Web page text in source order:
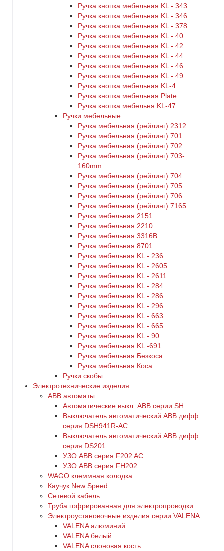
Ручка кнопка мебельная KL - 343
Ручка кнопка мебельная KL - 346
Ручка кнопка мебельная KL - 378
Ручка кнопка мебельная KL - 40
Ручка кнопка мебельная KL - 42
Ручка кнопка мебельная KL - 44
Ручка кнопка мебельная KL - 46
Ручка кнопка мебельная KL - 49
Ручка кнопка мебельная KL-4
Ручка кнопка мебельная Plate
Ручка кнопка мебельня KL-47
Ручки мебельные
Ручка мебельная (рейлинг) 2312
Ручка мебельная (рейлинг) 701
Ручка мебельная (рейлинг) 702
Ручка мебельная (рейлинг) 703-
160mm
Ручка мебельная (рейлинг) 704
Ручка мебельная (рейлинг) 705
Ручка мебельная (рейлинг) 706
Ручка мебельная (рейлинг) 7165
Ручка мебельная 2151
Ручка мебельная 2210
Ручка мебельная 3316B
Ручка мебельная 8701
Ручка мебельная KL - 236
Ручка мебельная KL - 2605
Ручка мебельная KL - 2611
Ручка мебельная KL - 284
Ручка мебельная KL - 286
Ручка мебельная KL - 296
Ручка мебельная KL - 663
Ручка мебельная KL - 665
Ручка мебельная KL - 90
Ручка мебельная KL -691
Ручка мебельная Безкоса
Ручка мебельная Коса
Ручки скобы
Электротехнические изделия
ABB автоматы
Автоматические выкл. ABB серии SH
Выключатель автоматический ABB дифф.
серия DSH941R-AC
Выключатель автоматический АВВ дифф.
серия DS201
УЗО ABB серия F202 AC
УЗО АВВ серия FH202
WAGO клеммная колодка
Каучук New Speed
Сетевой кабель
Труба гофрированная для электропроводки
Электроустановочные изделия серии VALENA
VALENA алюминий
VALENA белый
VALENA слоновая кость